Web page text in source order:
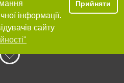
інформації.
сайту
Прийняти